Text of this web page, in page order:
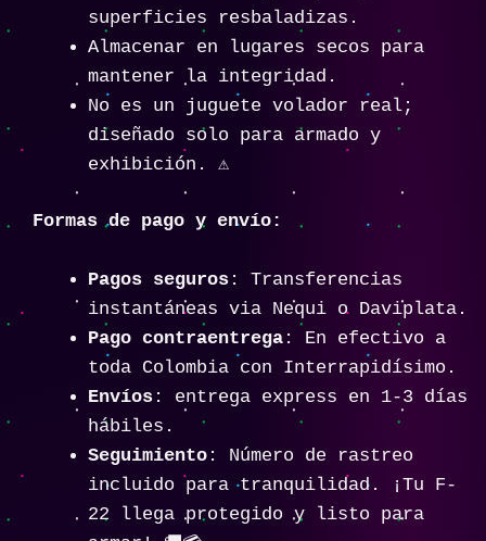
superficies resbaladizas.
Almacenar en lugares secos para
mantener la integridad.
No es un juguete volador real;
diseñado solo para armado y
exhibición. ⚠️
Formas de pago y envío:
Pagos seguros : Transferencias
instantáneas via Nequi o Daviplata.
Pago contraentrega : En efectivo a
toda Colombia con Interrapidísimo.
Envíos : entrega express en 1-3 días
hábiles.
Seguimiento : Número de rastreo
incluido para tranquilidad. ¡Tu F-
22 llega protegido y listo para